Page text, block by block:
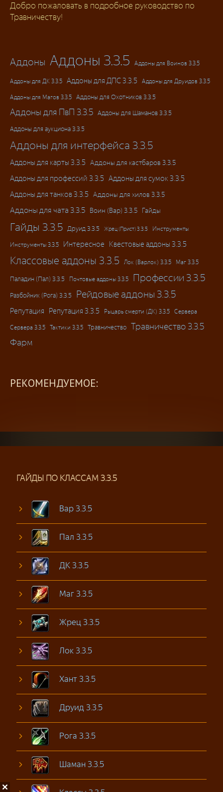
Профессии 3.3.5
Добро пожаловать в подробное руководство по
Травничеству!
Аддоны Аддоны 3.3.5 Аддоны для Воинов 3.3.5
Аддоны для ДК 3.3.5 Аддоны для ДПС 3.3.5 Аддоны для Друидов 3.3.5
Аддоны для Магов 3.3.5 Аддоны для Охотников 3.3.5
Аддоны для ПвП 3.3.5 Аддоны для Шаманов 3.3.5
Аддоны для аукциона 3.3.5
Аддоны для интерфейса 3.3.5
Аддоны для карты 3.3.5 Аддоны для кастбаров 3.3.5
Аддоны для профессий 3.3.5 Аддоны для сумок 3.3.5
Аддоны для танков 3.3.5 Аддоны для хилов 3.3.5
Аддоны для чата 3.3.5 Воин (Вар) 3.3.5 Гайды
Гайды 3.3.5 Друид 3.3.5 Жрец (Прист) 3.3.5 Инструменты
Инструменты 3.3.5 Интересное Квестовые аддоны 3.3.5
Классовые аддоны 3.3.5 Лок (Варлок) 3.3.5 Маг 3.3.5
Паладин (Пал) 3.3.5 Почтовые аддоны 3.3.5 Профессии 3.3.5
Разбойник (Рога) 3.3.5 Рейдовые аддоны 3.3.5
Репутация Репутация 3.3.5 Рыцарь смерти (ДК) 3.3.5 Сервера
Сервера 3.3.5 Тактики 3.3.5 Травничество Травничество 3.3.5
Фарм
РЕКОМЕНДУЕМОЕ:
ГАЙДЫ ПО КЛАССАМ 3.3.5
Вар 3.3.5
Пал 3.3.5
ДК 3.3.5
Маг 3.3.5
Жрец 3.3.5
Лок 3.3.5
Хант 3.3.5
Друид 3.3.5
Рога 3.3.5
Шаман 3.3.5